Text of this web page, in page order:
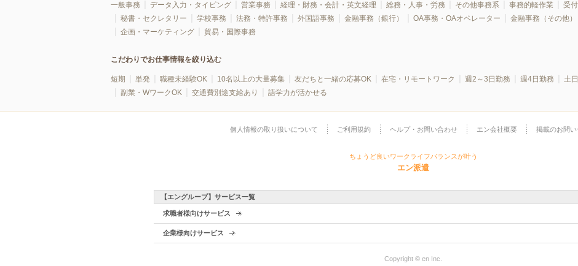
一般事務 データ入力・タイピング 営業事務 経理・財務・会計・英文経理 総務・人事・労務 その他事務系 事務的軽作業 受付
秘書・セクレタリー
学校事務 法務・特許事務 外国語事務 金融事務（銀行） OA事務・OAオペレーター 金融事務（その他）
企画・マーケティング
貿易・国際事務
こだわりでお仕事情報を絞り込む
短期 単発 職種未経験OK 10名以上の大量募集 友だちと一緒の応募OK 在宅・リモートワーク 週2～3日勤務 週4日勤務 土
副業・WワークOK
交通費別途支給あり 語学力が活かせる
個人情報の取り扱いについて ご利用規約 ヘルプ・お問い合わせ エン会社概要 掲載のお問い
ちょうど良いワークライフバランスが叶う
エン派遣
【エングループ】サービス一覧
求職者様向けサービス
企業様向けサービス
Copyright © en Inc.